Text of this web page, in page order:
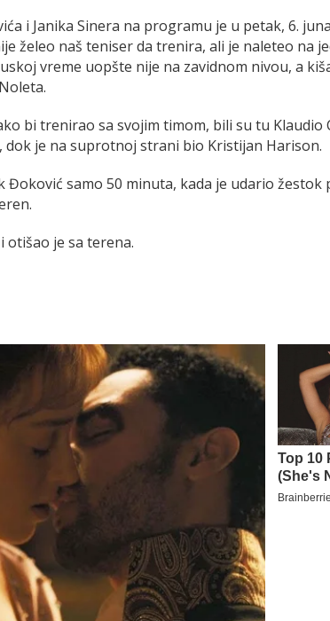
i Janika Sinera na programu je u petak, 6.
želeo naš teniser da trenira, ali je naleteo na
vreme uopšte nije na zavidnom nivou, a
bi trenirao sa svojim timom, bili su tu Klaudio
dok je na suprotnoj strani bio Kristijan Harison.
samo 50 minuta, kada je udario žestok
otišao je sa terena.